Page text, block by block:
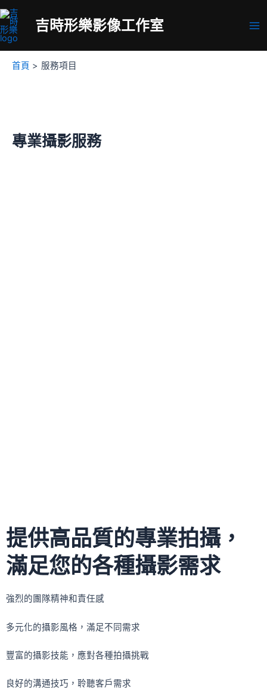
跳
至
主
要
吉時形樂影像工作室
首頁 服務項目
專業攝影服務
提供高品質的專業拍攝，
滿足您的各種攝影需求
強烈的團隊精神和責任感
多元化的攝影風格，滿足不同需求
豐富的攝影技能，應對各種拍攝挑戰
良好的溝通技巧，聆聽客戶需求